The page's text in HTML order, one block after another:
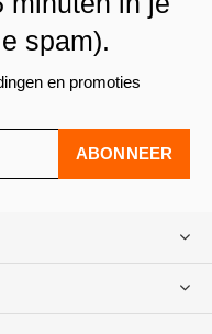
spam).
en promoties
ABONNEER